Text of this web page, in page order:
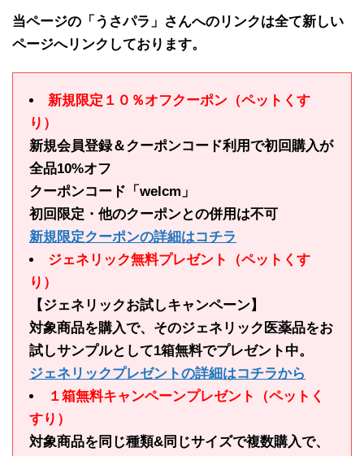
当ページの「うさパラ」さんへのリンクは全て新しい
ページへリンクしております。
新規限定１０％オフクーポン（ペットくす
り）
新規会員登録＆クーポンコード利用で初回購入が
全品10%オフ
クーポンコード「welcm」
初回限定・他のクーポンとの併用は不可
新規限定クーポンの詳細はコチラ
ジェネリック無料プレゼント（ペットくす
り）
【ジェネリックお試しキャンペーン】
対象商品を購入で、そのジェネリック医薬品をお
試しサンプルとして1箱無料でプレゼント中。
ジェネリックプレゼントの詳細はコチラから
１箱無料キャンペーンプレゼント（ペットく
すり）
対象商品を同じ種類&同じサイズで複数購入で、